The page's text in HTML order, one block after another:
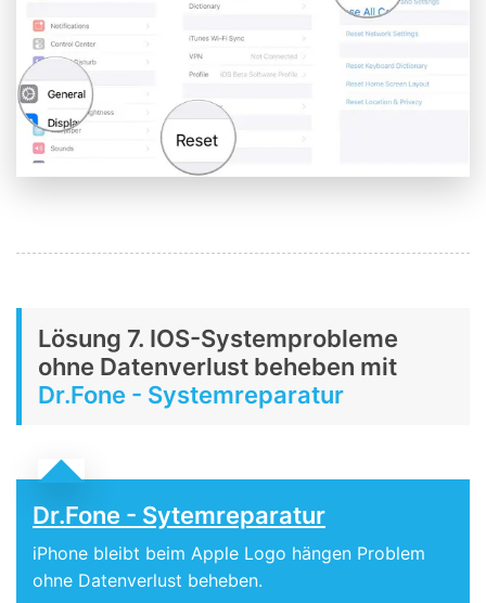
Lösung 7. IOS-Systemprobleme
ohne Datenverlust beheben mit
Dr.Fone - Systemreparatur
Dr.Fone - Sytemreparatur
iPhone bleibt beim Apple Logo hängen Problem
ohne Datenverlust beheben.